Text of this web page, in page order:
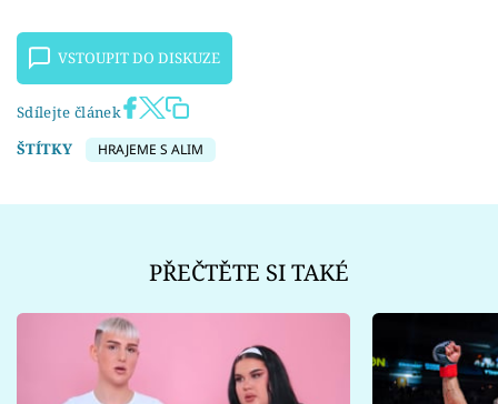
VSTOUPIT DO DISKUZE
Sdílejte článek
ŠTÍTKY
HRAJEME S ALIM
PŘEČTĚTE SI TAKÉ